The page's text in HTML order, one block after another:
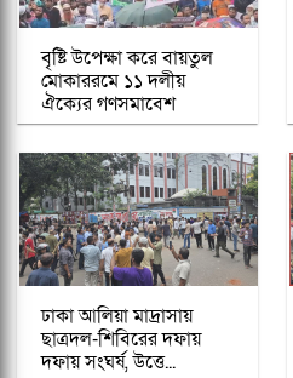
বৃষ্টি উপেক্ষা করে বায়তুল
মোকাররমে ১১ দলীয়
ঐক্যের গণসমাবেশ
ঢাকা আলিয়া মাদ্রাসায়
ছাত্রদল-শিবিরের দফায়
দফায় সংঘর্ষ, উত্তে...